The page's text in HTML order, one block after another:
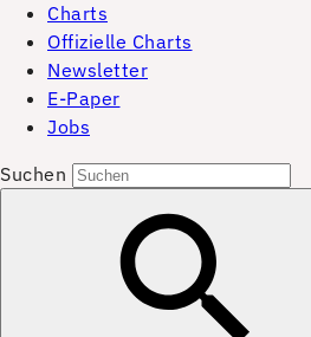
Charts
Offizielle Charts
Newsletter
E-Paper
Jobs
Suchen